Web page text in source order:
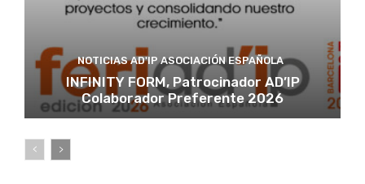
NOTICIAS AD'IP ASOCIACIÓN ESPAÑOLA
INFINITY FORM, Patrocinador AD’IP
Colaborador Preferente 2026